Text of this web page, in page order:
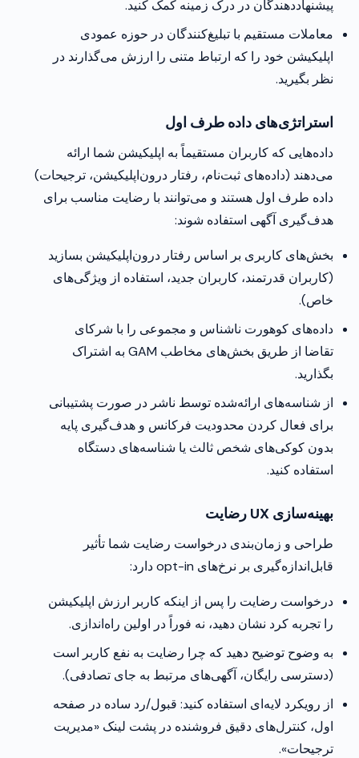
پیشنهاددهندگان در درک زمینه کمک کنید.
معاملات مستقیم با تبلیغ‌کنندگان در حوزه عمودی
اپلیکیشن خود را که ارتباط متنی را ارزش می‌گذارند در
نظر بگیرید.
استراتژی‌های داده طرف اول
داده‌هایی که کاربران مستقیماً به اپلیکیشن شما ارائه
می‌دهند (داده‌های ثبت‌نام، رفتار درون‌اپلیکیشن، ترجیحات)
داده طرف اول هستند و می‌توانند با رضایت مناسب برای
هدف‌گیری آگهی استفاده شوند:
بخش‌های کاربری بر اساس رفتار درون‌اپلیکیشن بسازید
(کاربران قدرتمند، کاربران جدید، استفاده از ویژگی‌های
خاص).
داده‌های کوهورت ناشناس و مجموعی را با شرکای
تقاضا از طریق بخش‌های مخاطب GAM به اشتراک
بگذارید.
از شناسه‌های ارائه‌شده توسط ناشر در صورت پشتیبانی
برای فعال کردن محدودیت فرکانس و هدف‌گیری پایه
بدون کوکی‌های شخص ثالث یا شناسه‌های دستگاه
استفاده کنید.
بهینه‌سازی UX رضایت
طراحی و زمان‌بندی درخواست رضایت شما تأثیر
قابل‌اندازه‌گیری بر نرخ‌های opt-in دارد:
درخواست رضایت را پس از اینکه کاربر ارزش اپلیکیشن
را تجربه کرد نشان دهید، نه فوراً در اولین راه‌اندازی.
به وضوح توضیح دهید که چرا رضایت به نفع کاربر است
(دسترسی رایگان، آگهی‌های مرتبط به جای تصادفی).
از رویکرد لایه‌ای استفاده کنید: قبول/رد ساده در صفحه
اول، کنترل‌های دقیق فروشنده در پشت لینک «مدیریت
ترجیحات».